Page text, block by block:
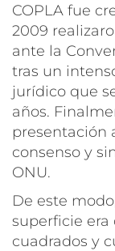
COPLA fue
2009
ante la
tras un
jurídico que
años.
presentación
consenso y
ONU.
De este
superficie era
cuadrados y